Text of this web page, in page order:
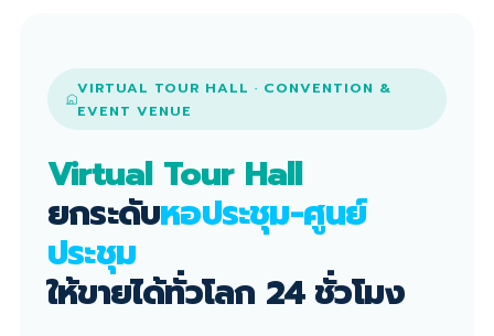
VIRTUAL TOUR HALL · CONVENTION &
EVENT VENUE
Virtual Tour Hall
ยกระดับหอประชุม-ศูนย์
ประชุม
ให้ขายได้ทั่วโลก 24 ชั่วโมง